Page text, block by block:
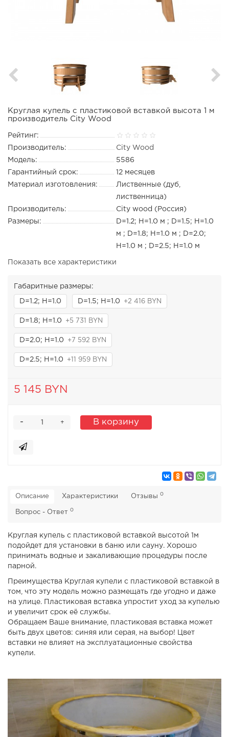
Круглая купель с пластиковой вставкой высота 1 м
производитель City Wood
Рейтинг:
Производитель:
City Wood
Модель:
5586
Гарантийный срок:
12 месяцев
Материал изготовления:
Лиственные (дуб,
лиственница)
Производитель:
City wood (Россия)
Размеры:
D=1.2; H=1.0 м ; D=1.5; H=1.0
м ; D=1.8; H=1.0 м ; D=2.0;
H=1.0 м ; D=2.5; H=1.0 м
Показать все характеристики
Габаритные размеры:
D=1.2; H=1.0 D=1.5; H=1.0 +2 416 BYN
D=1.8; H=1.0 +5 731 BYN
D=2.0; H=1.0 +7 592 BYN
D=2.5; H=1.0 +11 959 BYN
5 145 BYN
+
- В корзину
Описание Характеристики Отзывы 0
Вопрос - Ответ 0
Круглая купель с пластиковой вставкой высотой 1м
подойдет для установки в баню или сауну. Хорошо
принимать водные и закаливающие процедуры после
парной.
Преимущества Круглая купели с пластиковой вставкой в
том, что эту модель можно размещать где угодно и даже
на улице. Пластиковая вставка упростит уход за купелью
и увеличит срок её службы.
Обращаем Ваше внимание, пластиковая вставка может
быть двух цветов: синяя или серая, на выбор! Цвет
вставки не влияет на эксплуатационные свойства
купели.